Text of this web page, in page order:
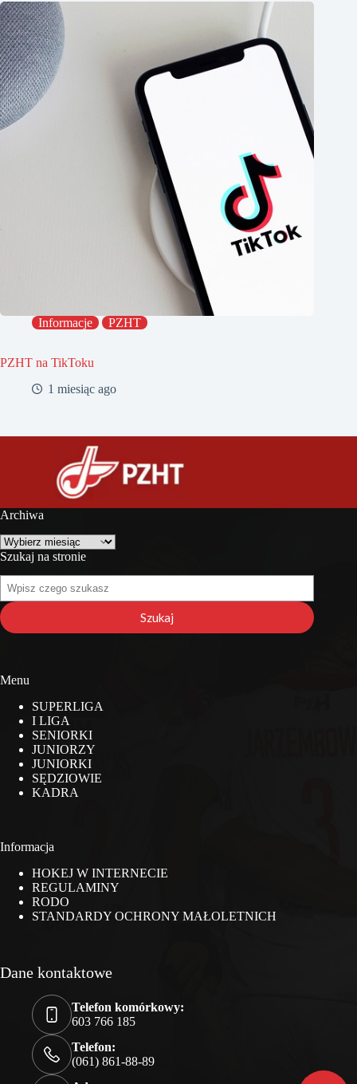
Informacje PZHT
PZHT na TikToku
1 miesiąc ago
Archiwa
Archiwa
Szukaj na stronie
Szukaj
na
stronie
Szukaj
Menu
SUPERLIGA
I LIGA
SENIORKI
JUNIORZY
JUNIORKI
SĘDZIOWIE
KADRA
Informacja
HOKEJ W INTERNECIE
REGULAMINY
RODO
STANDARDY OCHRONY MAŁOLETNICH
Dane kontaktowe
Telefon komórkowy:
603 766 185
Telefon:
(061) 861-88-89